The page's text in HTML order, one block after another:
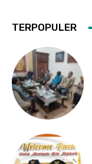
TERPOPULER